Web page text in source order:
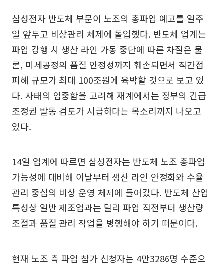
삼성전자 반도체 부문이 노조의 총파업 예고를 일주
일 앞두고 비상관리 체제에 돌입했다. 반도체 업계는
파업 강행 시 생산 라인 가동 중단에 따른 차질은 물
론, 미세공정의 품질 안정성까지 훼손되면서 직간접
피해 규모가 최대 100조원에 육박할 것으로 보고 있
다. 사태의 엄중함을 고려해 재계에서는 정부의 긴급
조정권 발동 검토가 시급하다는 목소리까지 나오고
있다.
14일 업계에 따르면 삼성전자는 반도체 노조 총파업
가능성에 대비해 이날부터 생산 라인 안정화와 수율
관리 중심의 비상 운영 체제에 들어갔다. 반도체 산업
특성상 일반 제조업과는 달리 파업 직전부터 생산량
조절과 품질 관리 작업을 병행해야 하기 때문이다.
현재 노조 측 파업 참가 신청자는 4만3286명 수준으